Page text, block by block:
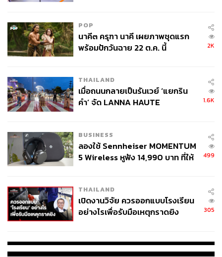
POP
นาคี๓ ครุฑา นาคี เผยภาพชุดแรก
พร้อมปักวันฉาย 22 ต.ค. นี้
2K
THAILAND
เมื่อถนนกลายเป็นรันเวย์ ‘แยกริน
คำ’ จัด LANNA HAUTE
1.6K
BUSINESS
ลองใช้ Sennheiser MOMENTUM
5 Wireless หูฟัง 14,990 บาท ที่ให้
499
THAILAND
เปิดงานวิจัย ควรออกแบบโรงเรียน
อย่างไรเพื่อรับมือเหตุกราดยิง
305